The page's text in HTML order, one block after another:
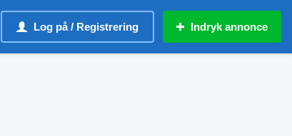
Log på / Registrering Indryk annonce